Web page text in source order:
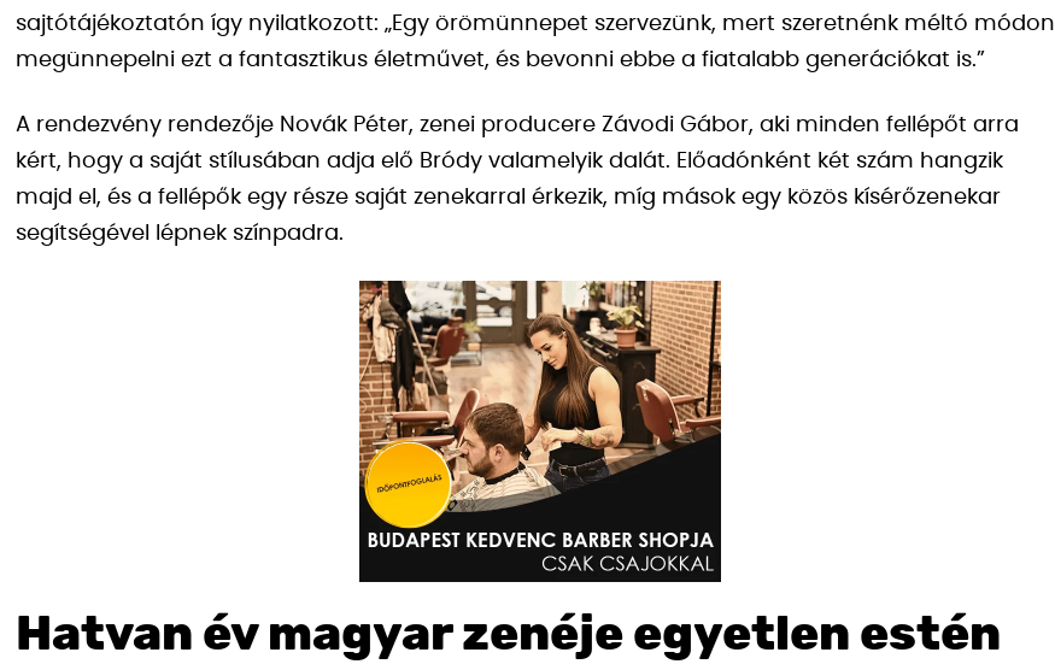
sajtótájékoztatón így nyilatkozott: „Egy örömünnepet szervezünk, mert szeretnénk méltó módon
megünnepelni ezt a fantasztikus életművet, és bevonni ebbe a fiatalabb generációkat is.”
A rendezvény rendezője Novák Péter, zenei producere Závodi Gábor, aki minden fellépőt arra
kért, hogy a saját stílusában adja elő Bródy valamelyik dalát. Előadónként két szám hangzik
majd el, és a fellépők egy része saját zenekarral érkezik, míg mások egy közös kísérőzenekar
segítségével lépnek színpadra.
Hatvan év magyar zenéje egyetlen estén